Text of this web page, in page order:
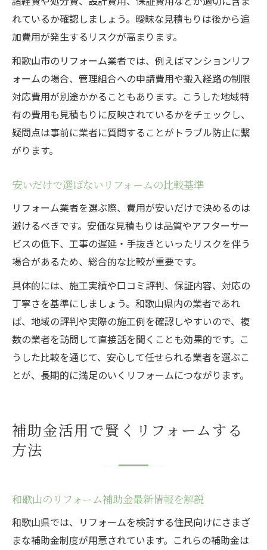
れているか確認しましょう。曖昧な見積もりは後から追
加費用が発生するリスクが高まります。
和歌山市のリフォーム業者では、例えばマンションリフ
ォームの場合、管理組合への申請費用や搬入経路の制限
対応費用が別途かかることもあります。こうした地域特
有の費用も見積もりに反映されているかをチェックし、
疑問点は事前に業者に質問することがトラブル防止に繋
がります。
安いだけで選ばないリフォームの比較基準
リフォーム業者を選ぶ際、費用が安いだけで決めるのは
避けるべきです。安価な見積もりは品質やアフターサー
ビスの低下、工事の遅延・手抜きといったリスクを伴う
場合があるため、総合的な比較が重要です。
具体的には、施工実績や口コミ評判、保証内容、対応の
丁寧さを基準にしましょう。和歌山県内の業者であれ
ば、地域の評判や実際の施工例を確認しやすいので、複
数の業者を訪問して直接話を聞くことも効果的です。こ
うした比較を通じて、安心して任せられる業者を選ぶこ
とが、長期的に満足のいくリフォームにつながります。
補助金活用で賢くリフォームする
方法
和歌山のリフォーム補助金最新情報を解説
和歌山県では、リフォームを検討する住民向けにさまざ
まな補助金制度が用意されています。これらの補助金は